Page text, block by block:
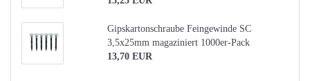
Gipskartonschraube Feingewinde SC
3,5x25mm magaziniert 1000er-Pack
13,70 EUR